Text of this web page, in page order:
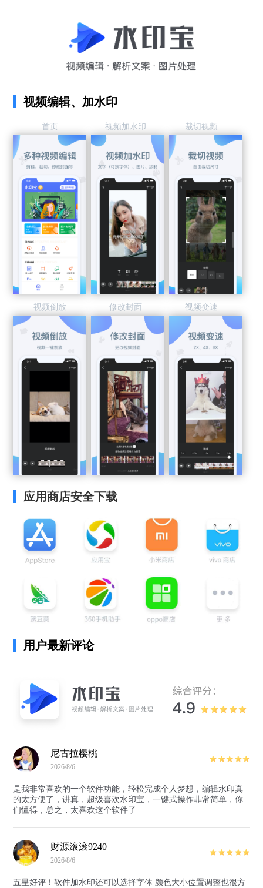
视频编辑、加水印
首页 视频加水印 裁切视频
视频倒放 修改封面 视频变速
应用商店安全下载
用户最新评论
尼古拉樱桃
2026/8/6
是我非常喜欢的一个软件功能，轻松完成个人梦想，编辑水印真
的太方便了，讲真，超级喜欢水印宝，一键式操作非常简单，你
们懂得，总之，太喜欢这个软件了
财源滚滚9240
2026/8/6
五星好评！软件加水印还可以选择字体 颜色大小位置调整也很方